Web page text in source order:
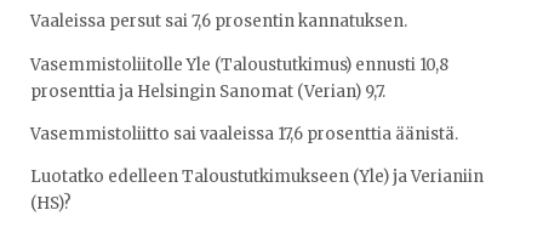
Vaaleissa persut sai 7,6 prosentin kannatuksen.
Vasemmistoliitolle Yle (Taloustutkimus) ennusti 10,8
prosenttia ja Helsingin Sanomat (Verian) 9,7.
Vasemmistoliitto sai vaaleissa 17,6 prosenttia äänistä.
Luotatko edelleen Taloustutkimukseen (Yle) ja Verianiin
(HS)?